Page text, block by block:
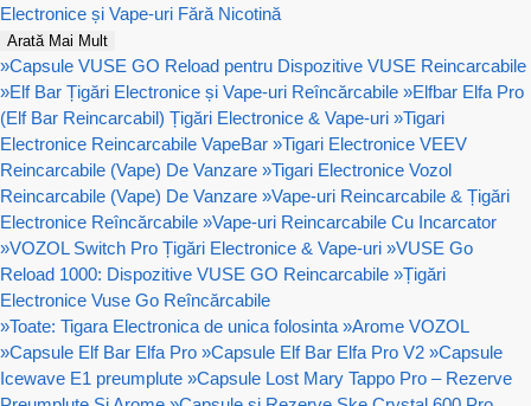
Electronice și Vape-uri Fără Nicotină
Arată Mai Mult
»Capsule VUSE GO Reload pentru Dispozitive VUSE Reincarcabile
»Elf Bar Țigări Electronice și Vape-uri Reîncărcabile »Elfbar Elfa Pro
(Elf Bar Reincarcabil) Țigări Electronice & Vape-uri »Tigari
Electronice Reincarcabile VapeBar »Tigari Electronice VEEV
Reincarcabile (Vape) De Vanzare »Tigari Electronice Vozol
Reincarcabile (Vape) De Vanzare »Vape-uri Reincarcabile & Țigări
Electronice Reîncărcabile »Vape-uri Reincarcabile Cu Incarcator
»VOZOL Switch Pro Țigări Electronice & Vape-uri »VUSE Go
Reload 1000: Dispozitive VUSE GO Reincarcabile »Țigări
Electronice Vuse Go Reîncărcabile
»Toate: Tigara Electronica de unica folosinta »Arome VOZOL
»Capsule Elf Bar Elfa Pro »Capsule Elf Bar Elfa Pro V2 »Capsule
Icewave E1 preumplute »Capsule Lost Mary Tappo Pro – Rezerve